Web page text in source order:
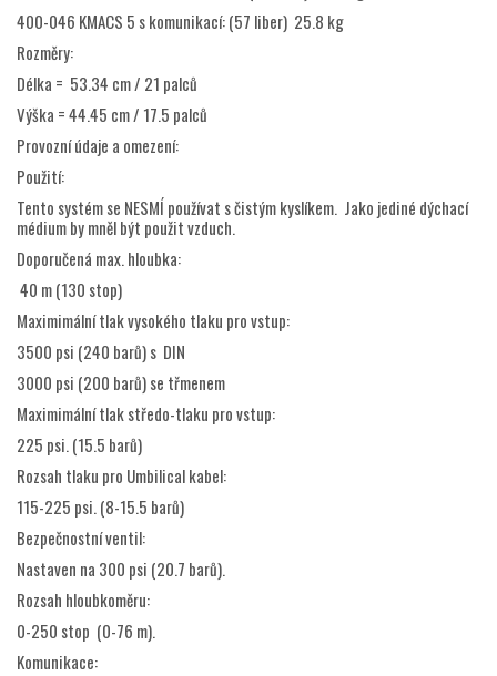
400-046 KMACS 5 s komunikací: (57 liber) 25.8 kg
Rozměry:
Délka = 53.34 cm / 21 palců
Výška = 44.45 cm / 17.5 palců
Provozní údaje a omezení:
Použití:
Tento systém se NESMÍ používat s čistým kyslíkem. Jako jediné dýchací
médium by mněl být použit vzduch.
Doporučená max. hloubka:
40 m (130 stop)
Maximimální tlak vysokého tlaku pro vstup:
3500 psi (240 barů) s DIN
3000 psi (200 barů) se třmenem
Maximimální tlak středo-tlaku pro vstup:
225 psi. (15.5 barů)
Rozsah tlaku pro Umbilical kabel:
115-225 psi. (8-15.5 barů)
Bezpečnostní ventil:
Nastaven na 300 psi (20.7 barů).
Rozsah hloubkoměru:
0-250 stop (0-76 m).
Komunikace: